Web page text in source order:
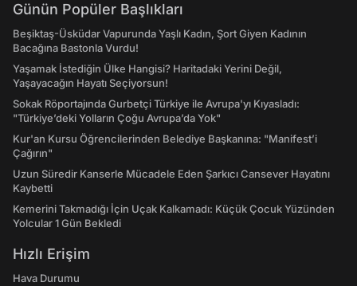
Günün Popüler Başlıkları
Beşiktaş-Üsküdar Vapurunda Yaşlı Kadın, Şort Giyen Kadının
Bacağına Bastonla Vurdu!
Yaşamak İstediğin Ülke Hangisi? Haritadaki Yerini Değil,
Yaşayacağın Hayatı Seçiyorsun!
Sokak Röportajında Gurbetçi Türkiye ile Avrupa'yı Kıyasladı:
"Türkiye’deki Yolların Çoğu Avrupa’da Yok"
Kur'an Kursu Öğrencilerinden Belediye Başkanına: "Manifest’i
Çağırın"
Uzun Süredir Kanserle Mücadele Eden Şarkıcı Cansever Hayatını
Kaybetti
Kemerini Takmadığı İçin Uçak Kalkamadı: Küçük Çocuk Yüzünden
Yolcular 1 Gün Bekledi
Hızlı Erişim
Hava Durumu